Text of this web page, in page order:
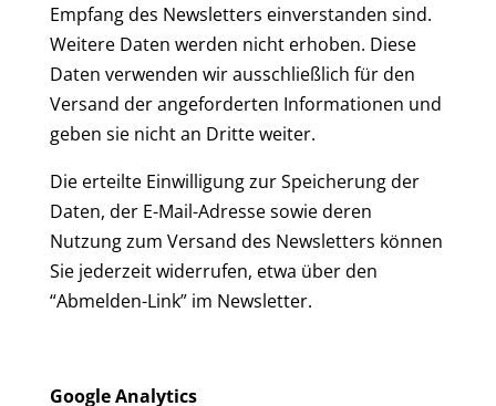
Empfang des Newsletters einverstanden sind.
Weitere Daten werden nicht erhoben. Diese
Daten verwenden wir ausschließlich für den
Versand der angeforderten Informationen und
geben sie nicht an Dritte weiter.
Die erteilte Einwilligung zur Speicherung der
Daten, der E-Mail-Adresse sowie deren
Nutzung zum Versand des Newsletters können
Sie jederzeit widerrufen, etwa über den
“Abmelden-Link” im Newsletter.
Google Analytics